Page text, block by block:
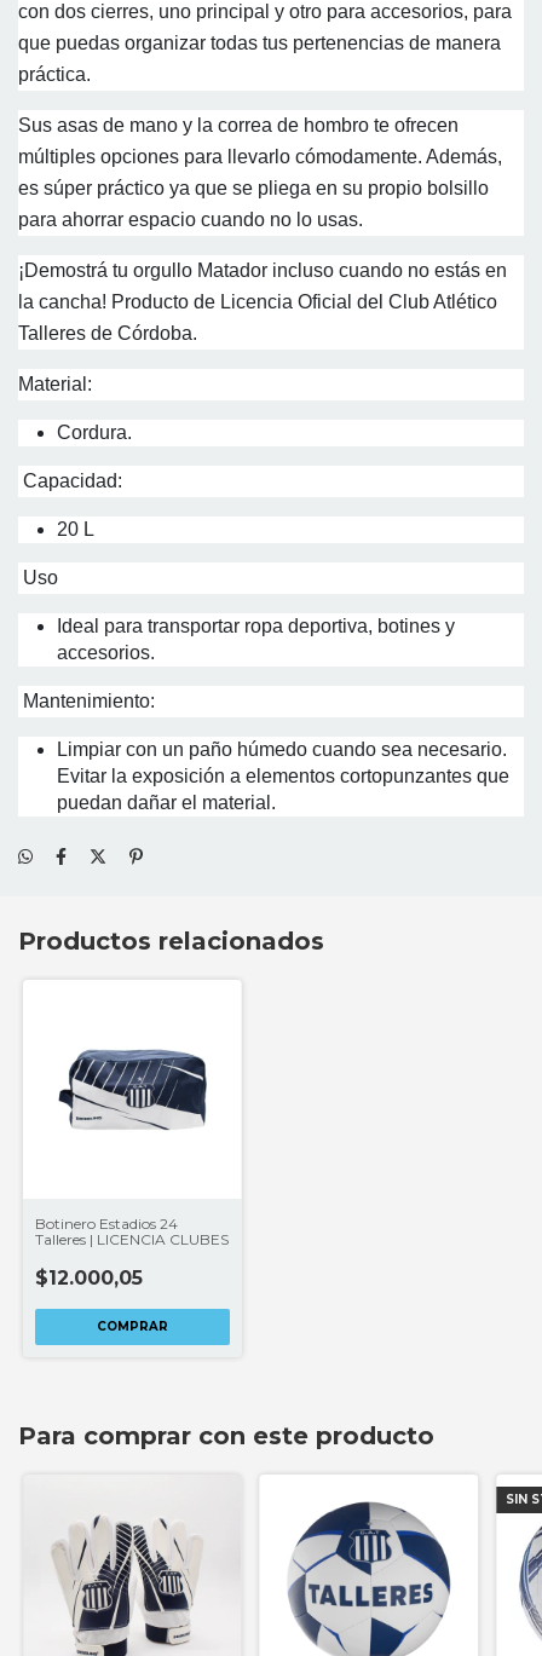
con dos cierres, uno principal y otro para accesorios, para
que puedas organizar todas tus pertenencias de manera
práctica.
Sus asas de mano y la correa de hombro te ofrecen
múltiples opciones para llevarlo cómodamente. Además,
es súper práctico ya que se pliega en su propio bolsillo
para ahorrar espacio cuando no lo usas.
¡Demostrá tu orgullo Matador incluso cuando no estás en
la cancha! Producto de Licencia Oficial del Club Atlético
Talleres de Córdoba.
Material:
Cordura.
Capacidad:
20 L
Uso
Ideal para transportar ropa deportiva, botines y
accesorios.
Mantenimiento:
Limpiar con un paño húmedo cuando sea necesario.
Evitar la exposición a elementos cortopunzantes que
puedan dañar el material.
Productos relacionados
Botinero Estadios 24
Talleres | LICENCIA CLUBES
$12.000,05
Para comprar con este producto
SIN